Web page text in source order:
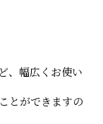
、幅広くお使い
とができますの